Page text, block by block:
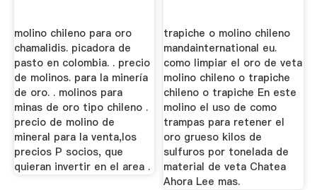
molino chileno para oro
chamalidis. picadora de
pasto en colombia. . precio
de molinos. para la minería
de oro. . molinos para
minas de oro tipo chileno .
precio de molino de
mineral para la venta,los
precios P socios, que
quieran invertir en el area .
trapiche o molino chileno
mandainternational eu.
como limpiar el oro de veta
molino chileno o trapiche
chileno o trapiche En este
molino el uso de como
trampas para retener el
oro grueso kilos de
sulfuros por tonelada de
material de veta Chatea
Ahora Lee mas.